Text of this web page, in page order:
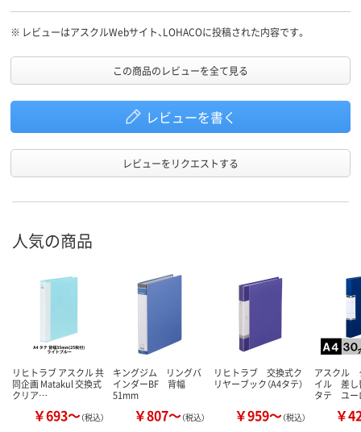
※ レビューはアスクルWebサイト、LOHACOに投稿された内容です。
この商品のレビューを全て見る
レビューを書く
レビューをリクエストする
人気の商品
リヒトラブ アスクル 共
同企画 Matakul 交換式
クリア…
￥693～（税込）
キングジム リングバ
インダーBF 背幅
51mm
￥807～（税込）
リヒトラブ 交換式ク
リヤーブック（A4タテ）
￥959～（税込）
アスクル
イル 差
タテ ユー
￥